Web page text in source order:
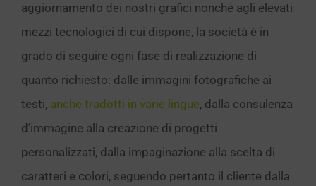
aggiornamento dei nostri grafici nonché agli elevati
mezzi tecnologici di cui dispone, la società è in
grado di seguire ogni fase di realizzazione di
quanto richiesto: dalle immagini fotografiche ai
testi, anche tradotti in varie lingue, dalla consulenza
d’immagine alla creazione di progetti
personalizzati, dalla impaginazione alla scelta di
caratteri e colori, seguendo pertanto il cliente dalla